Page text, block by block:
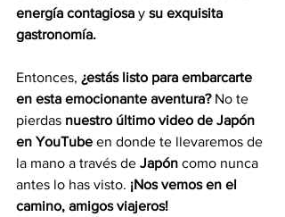
energía contagiosa y su exquisita
gastronomía.
Entonces, ¿estás listo para embarcarte
en esta emocionante aventura? No te
pierdas nuestro último video de Japón
en YouTube en donde te llevaremos de
la mano a través de Japón como nunca
antes lo has visto. ¡Nos vemos en el
camino, amigos viajeros!